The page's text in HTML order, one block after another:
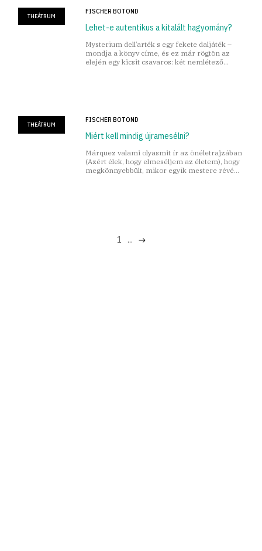
THEÁTRUM
FISCHER BOTOND
Lehet-e autentikus a kitalált hagyomány?
Mysterium dell’arték s egy fekete daljáték –
mondja a könyv címe, és ez már rögtön az
elején egy kicsit csavaros: két nemlétező
THEÁTRUM
FISCHER BOTOND
Miért kell mindig újramesélni?
Márquez valami olyasmit ír az önéletrajzában
(Azért élek, hogy elmeséljem az életem), hogy
megkönnyebbült, mikor egyik mestere révén
1 ...